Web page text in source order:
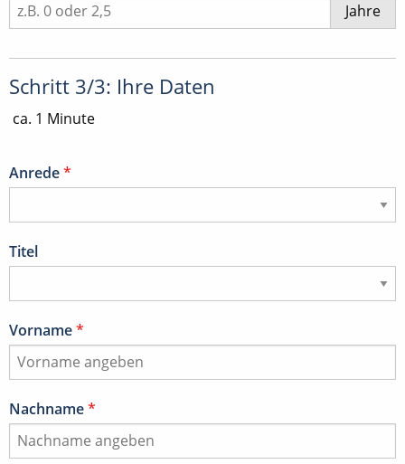
Jahre
Schritt 3/3: Ihre Daten
ca. 1 Minute
Anrede*
Titel
Vorname*
Nachname*